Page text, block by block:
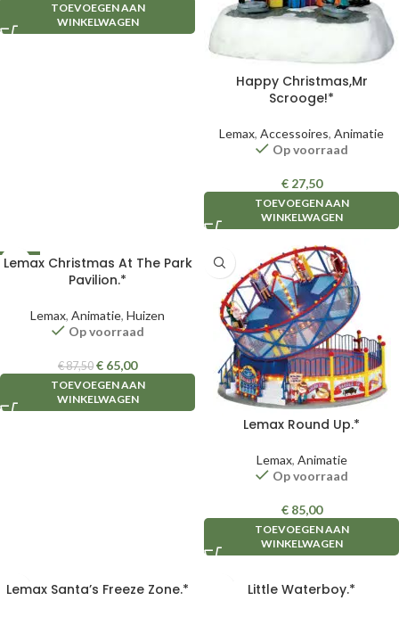
TOEVOEGEN AAN
WINKELWAGEN
Happy Christmas,Mr
Scrooge!*
Lemax, Accessoires, Animatie
Op voorraad
€27,50
TOEVOEGEN AAN
WINKELWAGEN
-26%
Lemax Christmas At The Park
Pavilion.*
Lemax, Animatie, Huizen
Op voorraad
€87,50 € 65,00
TOEVOEGEN AAN
WINKELWAGEN
Lemax Round Up.*
Lemax, Animatie
Op voorraad
€85,00
TOEVOEGEN AAN
WINKELWAGEN
Lemax Santa’s Freeze Zone.* Little Waterboy.*